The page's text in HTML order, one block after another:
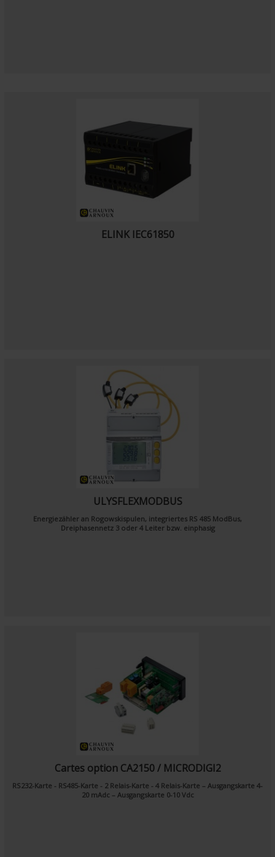
ELINK IEC61850
ULYSFLEXMODBUS
Energiezähler an Rogowskispulen, integriertes RS 485 ModBus,
Dreiphasennetz 3 oder 4 Leiter bzw. einphasig
Cartes option CA2150 / MICRODIGI2
RS232-Karte - RS485-Karte - 2 Relais-Karte - 4 Relais-Karte – Ausgangskarte 4-
20 mAdc – Ausgangskarte 0-10 Vdc